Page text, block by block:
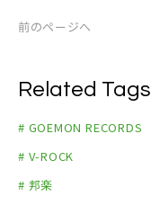
前のページへ
Related Tags
# GOEMON RECORDS
# V-ROCK
# 邦楽